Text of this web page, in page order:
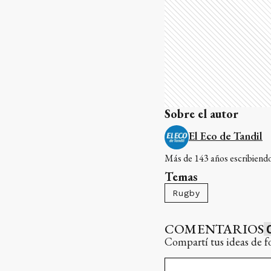
Sobre el autor
El Eco de Tandil
Más de 143 años
Temas
Rugby
COMENTARIOS
Compartí tus ideas de